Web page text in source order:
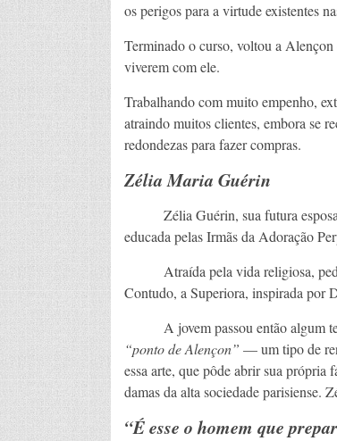
os perigos para a virtude existentes
Terminado o curso, voltou a
viverem com ele.
Trabalhando com muito empenho,
atraindo muitos clientes, embora se
redondezas para fazer compras.
Zélia Maria Guérin
Zélia Guérin, sua futura esposa,
educada pelas Irmãs da Adoração
Atraída pela vida religiosa, pediu
Contudo, a Superiora, inspirada por
A jovem passou então algum
“ponto de Alençon” — um tipo de
essa arte, que pôde abrir sua própria
damas da alta sociedade parisiense.
“É esse o homem que